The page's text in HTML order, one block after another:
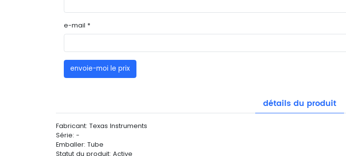
e-mail *
envoie-moi le prix
détails du produit
Fabricant: Texas Instruments
Série: -
Emballer: Tube
Statut du produit: Active